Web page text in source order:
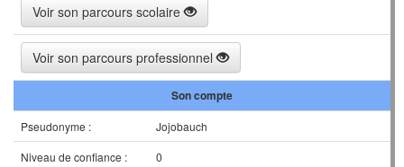
Voir son parcours scolaire
Voir son parcours professionnel
Son compte
Pseudonyme :
Jojobauch
Niveau de confiance :
0